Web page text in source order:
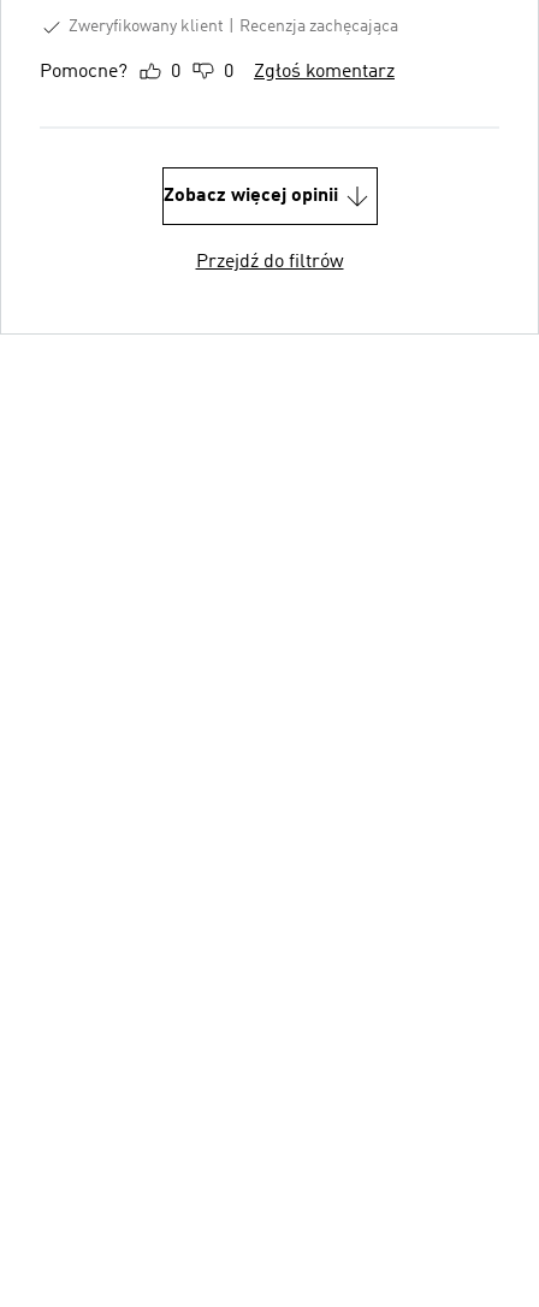
Zweryfikowany klient
Recenzja zachęcająca
Pomocne? 0 0 Zgłoś komentarz
Zobacz więcej opinii
Przejdź do filtrów